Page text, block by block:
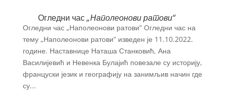
Огледни час„Наполеонови ратови“
Огледни час „Наполеонови ратови“ Oгледни час на
тему „Наполеонови ратови“ изведен је 11.10.2022.
године. Наставнице Наташа Станковић, Ана
Василијевић и Невенка Булајић повезале су историју,
француски језик и географију на занимљив начин где
су...